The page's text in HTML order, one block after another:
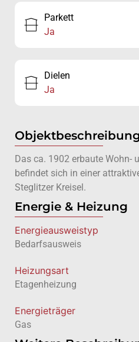
Parkett
Ja
Dielen
Ja
Das ca. 1902 erbaute Wohn-
befindet sich in einer
Steglitzer Kreisel.
Energie & Heizung
Energie­ausweistyp
Bedarfsausweis
Heizungsart
Etagenheizung
Energieträger
Gas